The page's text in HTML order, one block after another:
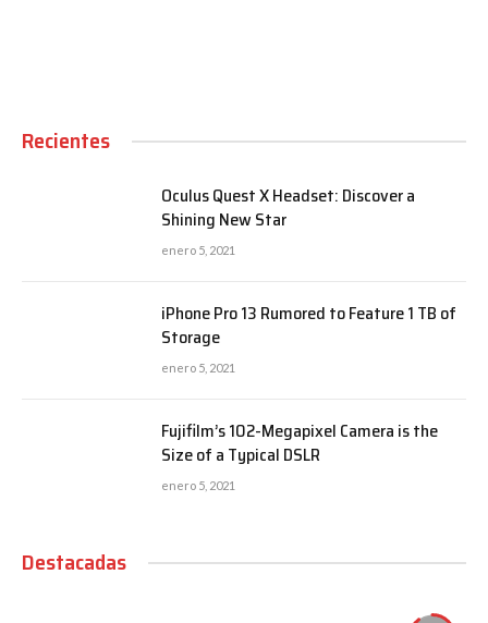
Recientes
Oculus Quest X Headset: Discover a
Shining New Star
enero 5, 2021
iPhone Pro 13 Rumored to Feature 1 TB of
Storage
enero 5, 2021
Fujifilm’s 102-Megapixel Camera is the
Size of a Typical DSLR
enero 5, 2021
Destacadas